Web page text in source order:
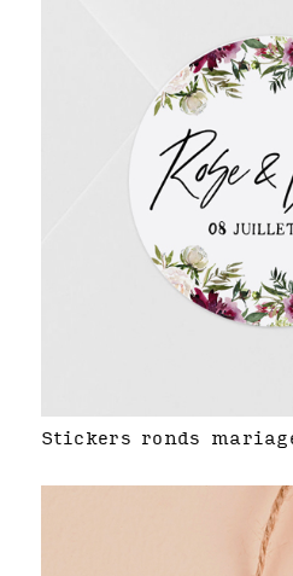
Stickers ronds